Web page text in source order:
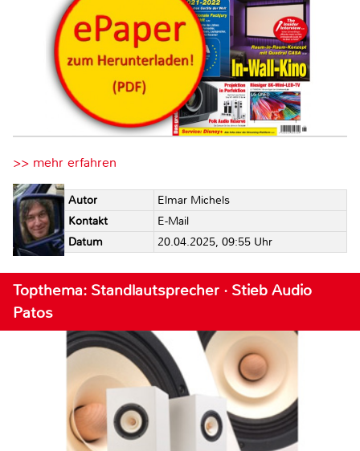
>> mehr erfahren
Autor
Elmar Michels
Kontakt
E-Mail
Datum
20.04.2025, 09:55 Uhr
Topthema: Standlautsprecher · Stieb Audio
Patos